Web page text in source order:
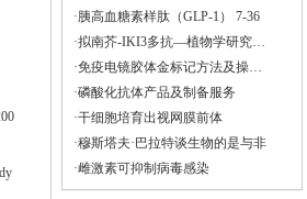
·胰高血糖素样肽（GLP-1） 7-36
·拟南芥-IKI3多抗―植物学研究的重要工具
·免疫电镜胶体金标记方法及操做（仅供参考）
·磷酸化抗体产品及制备服务
·干细胞培育出视网膜前体
·穆斯塔夫·巴拉特谈生物的是与非
·雌激素可抑制病毒感染